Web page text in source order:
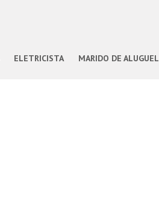
ELETRICISTA MARIDO DE ALUGUEL